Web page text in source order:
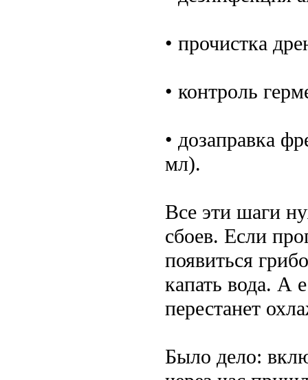
• прочистка
• контроль
• дозаправка
мл).
Все эти шаги
сбоев. Если
появиться
капать вода. А
перестанет
Было дело: